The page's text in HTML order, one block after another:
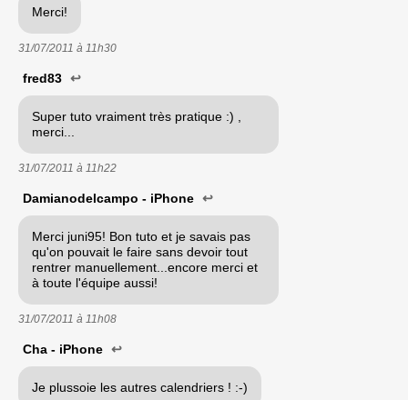
Merci!
31/07/2011 à 11h30
fred83 ↩
Super tuto vraiment très pratique :) ,
merci...
31/07/2011 à 11h22
Damianodelcampo - iPhone ↩
Merci juni95! Bon tuto et je savais pas
qu'on pouvait le faire sans devoir tout
rentrer manuellement...encore merci et
à toute l'équipe aussi!
31/07/2011 à 11h08
Cha - iPhone ↩
Je plussoie les autres calendriers ! :-)